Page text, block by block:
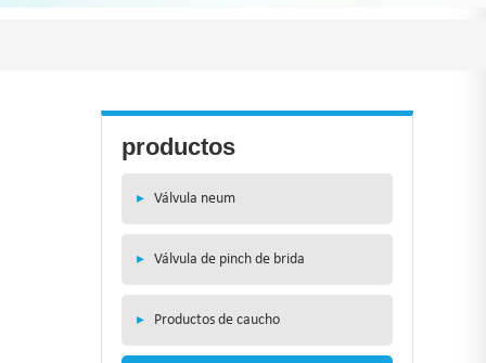
productos
▸ Válvula neum
▸ Válvula de pinch de brida
▸ Productos de caucho